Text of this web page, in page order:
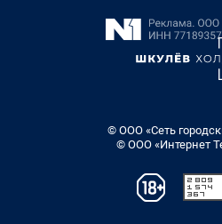
© ООО «Сеть
© ООО «Интернет